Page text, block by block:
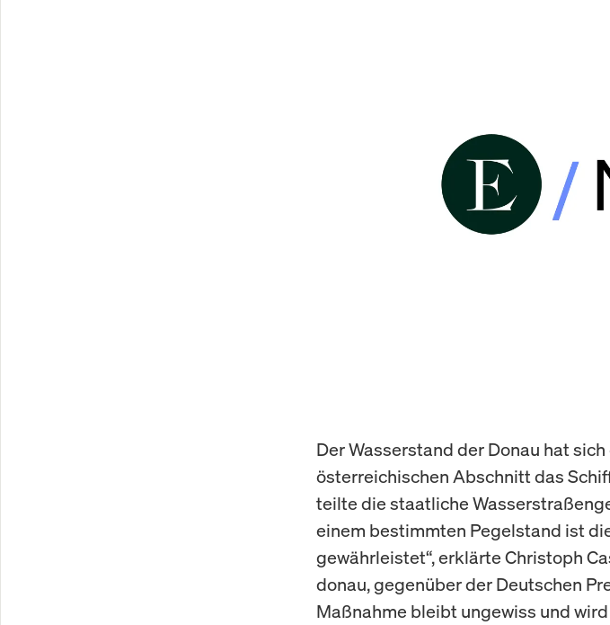
Der Wasserstand der Donau hat
österreichischen Abschnitt das
teilte die staatliche
einem bestimmten Pegelstand ist
gewährleistet“, erklärte Christoph
donau, gegenüber der Deutschen
Maßnahme bleibt ungewiss und